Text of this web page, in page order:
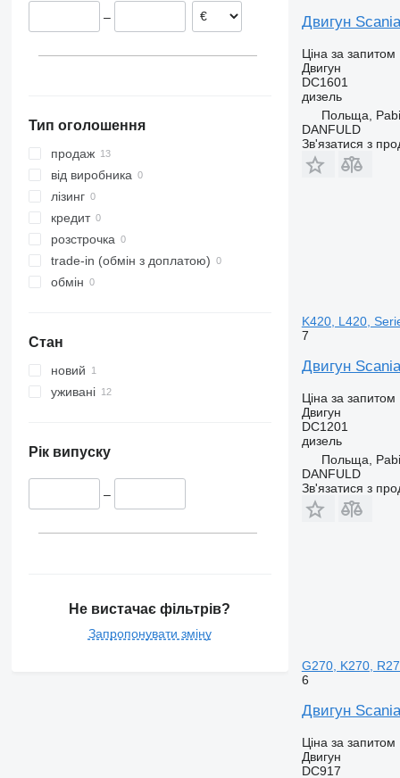
P450
R490Нідерланди
–
Тип оголошення
продаж
від виробника
лізинг
кредит
розстрочка
trade-in (обмін з доплатою)
обмін
Стан
новий
уживані
Рік випуску
–
Не вистачає фільтрів?
Запропонувати зміну
Двигун
Ціна за запитом
Двигун
DC1601
дизель
Польща,
DANFULD
Зв'язатися з
K420, L420,
7
Двигун
Ціна за запитом
Двигун
DC1201
дизель
Польща,
DANFULD
Зв'язатися з
G270, K270,
6
Двигун
Ціна за запитом
Двигун
DC917